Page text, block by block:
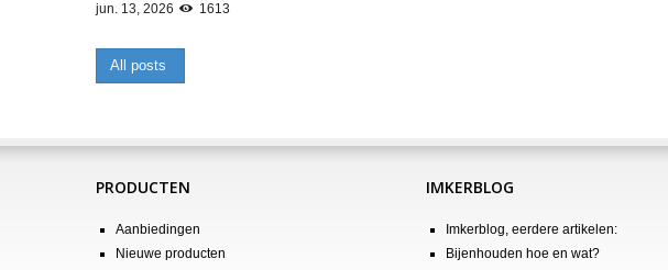
jun. 13, 2026 1613
All posts
PRODUCTEN
Aanbiedingen
Nieuwe producten
IMKERBLOG
Imkerblog, eerdere artikelen:
Bijenhouden hoe en wat?